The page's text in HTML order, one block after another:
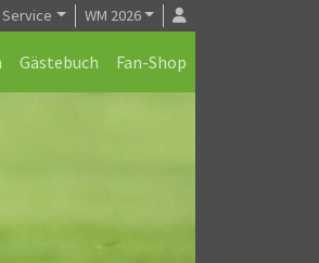
Service WM 2026
Gästebuch Fan-Shop